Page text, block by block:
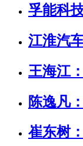
孚能科
江淮汽
王海江
陈逸凡
崔东树